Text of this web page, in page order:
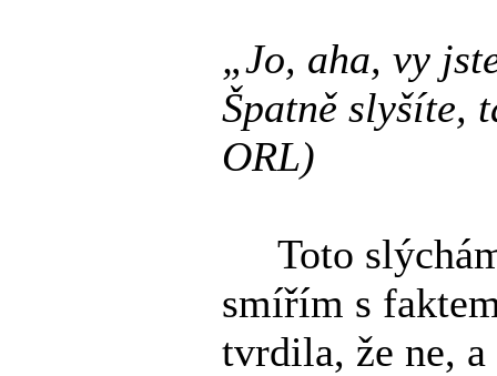
„Jo, aha, vy
Špatně slyšíte,
ORL)
Toto slýchám
smířím s
tvrdila, že ne,